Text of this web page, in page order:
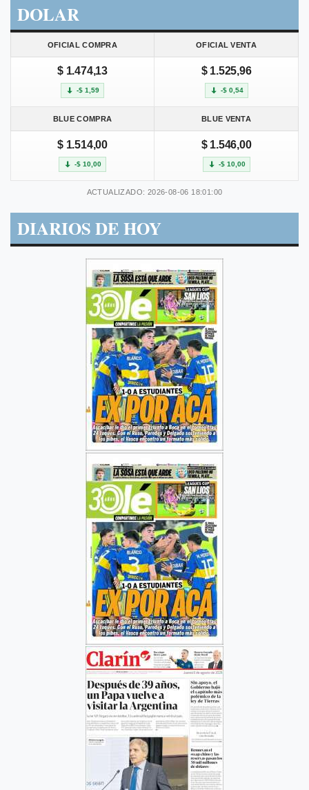
DOLAR
OFICIAL COMPRA OFICIAL VENTA
$ 1.474,13
-$ 1,59
$ 1.525,96
-$ 0,54
BLUE COMPRA BLUE VENTA
$ 1.514,00
-$ 10,00
$ 1.546,00
-$ 10,00
ACTUALIZADO: 2026-08-06 18:01:00
DIARIOS DE HOY